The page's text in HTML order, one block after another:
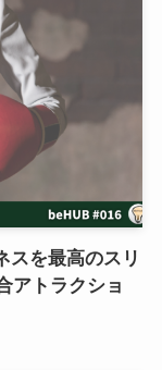
スを最高のスリ
アトラクショ